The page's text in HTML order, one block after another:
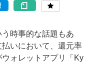
時事的な話題もあ
いにおいて、還元率
ォレットアプリ「Ky